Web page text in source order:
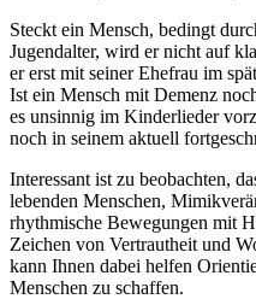
Steckt ein Mensch, bedingt
Jugendalter, wird er nicht auf
er erst mit seiner Ehefrau im
Ist ein Mensch mit Demenz
es unsinnig im Kinderlieder
noch in seinem aktuell
Interessant ist zu beobachten,
lebenden Menschen,
rhythmische Bewegungen mit
Zeichen von Vertrautheit und
kann Ihnen dabei helfen
Menschen zu schaffen.